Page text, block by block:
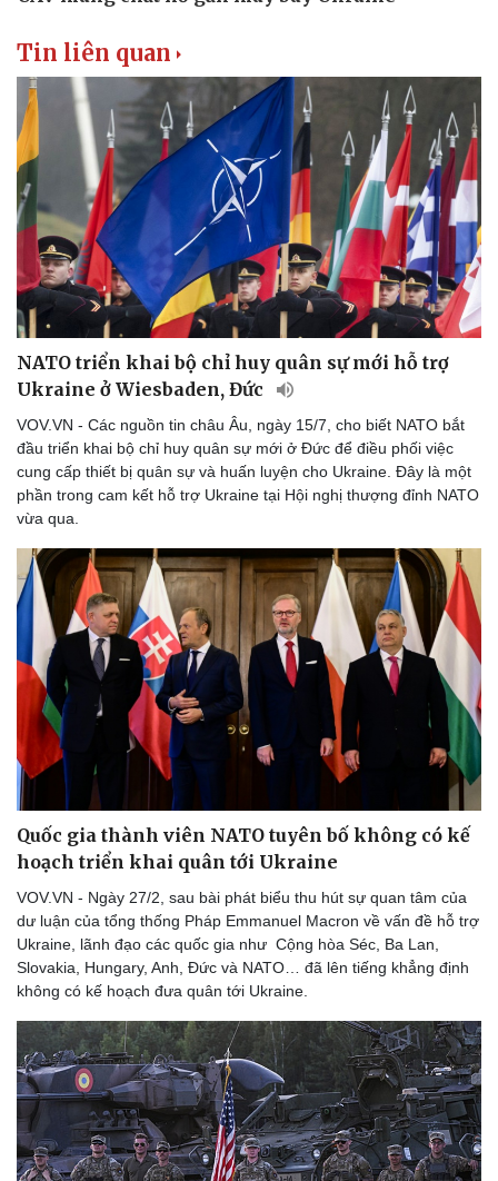
Thể thao
Bóng đá
Lịch thi đấu bóng đá
Thế giới thể thao
eSports
Hậu trường
Ô tô - Xe máy
Xe máy
Tư vấn
Tin liên quan
NATO triển khai bộ chỉ huy quân sự mới hỗ trợ
Ukraine ở Wiesbaden, Đức
VOV.VN - Các nguồn tin châu Âu, ngày 15/7, cho biết NATO bắt
đầu triển khai bộ chỉ huy quân sự mới ở Đức để điều phối việc
cung cấp thiết bị quân sự và huấn luyện cho Ukraine. Đây là một
phần trong cam kết hỗ trợ Ukraine tại Hội nghị thượng đỉnh NATO
vừa qua.
Quốc gia thành viên NATO tuyên bố không có kế
hoạch triển khai quân tới Ukraine
VOV.VN - Ngày 27/2, sau bài phát biểu thu hút sự quan tâm của
dư luận của tổng thống Pháp Emmanuel Macron về vấn đề hỗ trợ
Ukraine, lãnh đạo các quốc gia như Cộng hòa Séc, Ba Lan,
Slovakia, Hungary, Anh, Đức và NATO… đã lên tiếng khẳng định
không có kế hoạch đưa quân tới Ukraine.